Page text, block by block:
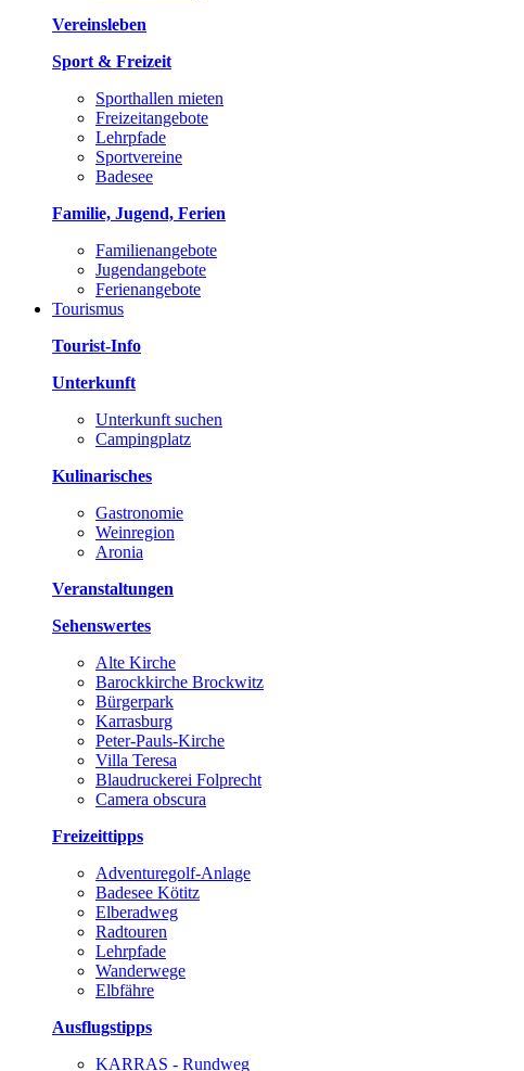
Vereinsleben
Sport & Freizeit
Sporthallen mieten
Freizeitangebote
Lehrpfade
Sportvereine
Badesee
Familie, Jugend, Ferien
Familienangebote
Jugendangebote
Ferienangebote
Tourismus
Tourist-Info
Unterkunft
Unterkunft suchen
Campingplatz
Kulinarisches
Gastronomie
Weinregion
Aronia
Veranstaltungen
Sehenswertes
Alte Kirche
Barockkirche Brockwitz
Bürgerpark
Karrasburg
Peter-Pauls-Kirche
Villa Teresa
Blaudruckerei Folprecht
Camera obscura
Freizeittipps
Adventuregolf-Anlage
Badesee Kötitz
Elberadweg
Radtouren
Lehrpfade
Wanderwege
Elbfähre
Ausflugstipps
KARRAS - Rundweg